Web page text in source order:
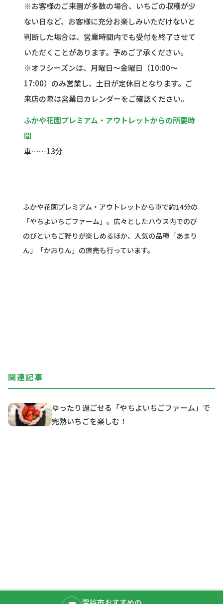
※お客様のご来園が多数の場合、いちごの収穫が少
ない日など、お客様に充分お楽しみいただけないと
判断した場合は、営業時間内でも受付を終了させて
いただくことがあります。予めご了承ください。
※オフシーズンは、月曜日～金曜日（10:00～
17:00）のみ営業し、土日が定休日となります。ご
来店の際は営業日カレンダーをご確認ください。
ふかや花園プレミアム・アウトレットからの所要時
間
車……13分
ふかや花園プレミアム・アウトレットから車で約14分の
「やちよいちごファーム」。広々としたハウス内でのび
のびといちご狩りが楽しめるほか、人気の品種「あまり
ん」「かおりん」の直売も行っています。
関連記事
ゆったり過ごせる「やちよいちごファーム」で
完熟いちごを楽しむ！